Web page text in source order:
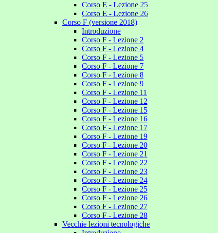
Corso E - Lezione 25
Corso E - Lezione 26
Corso F (versione 2018)
Introduzione
Corso F - Lezione 2
Corso F - Lezione 4
Corso F - Lezione 5
Corso F - Lezione 7
Corso F - Lezione 8
Corso F - Lezione 9
Corso F - Lezione 11
Corso F - Lezione 12
Corso F - Lezione 15
Corso F - Lezione 16
Corso F - Lezione 17
Corso F - Lezione 19
Corso F - Lezione 20
Corso F - Lezione 21
Corso F - Lezione 22
Corso F - Lezione 23
Corso F - Lezione 24
Corso F - Lezione 25
Corso F - Lezione 26
Corso F - Lezione 27
Corso F - Lezione 28
Vecchie lezioni tecnologiche